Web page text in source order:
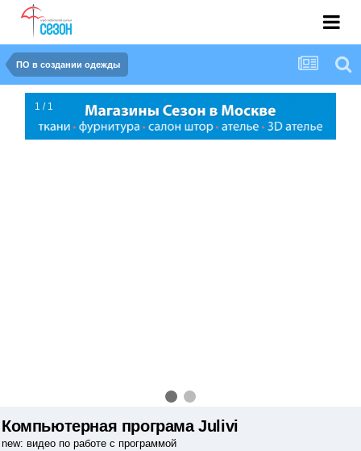
ПО в создании одежды
1 / 1
Компьютерная програма Julivi
new: видео по работе с программой